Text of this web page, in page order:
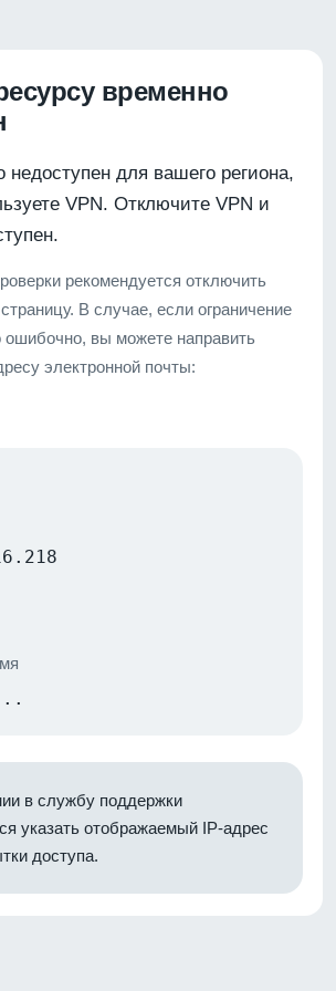
временно
недоступен для вашего региона,
VPN. Отключите VPN и
рекомендуется отключить
В случае, если ограничение
вы можете направить
электронной почты:
в службу поддержки
указать отображаемый IP-адрес
доступа.